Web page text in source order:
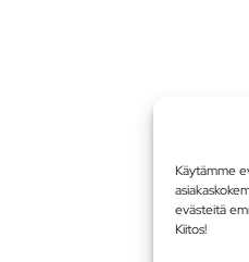
Käytämme
evästeitä
Kiitos!